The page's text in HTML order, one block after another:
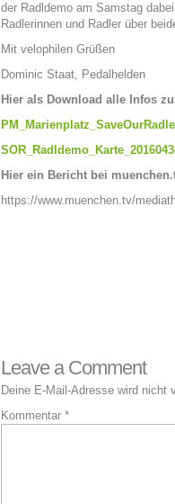
der Radldemo am Samstag
Radlerinnen und Radler über
Mit velophilen Grüßen
Dominic Staat, Pedalhelden
Hier als Download alle Infos
Hier ein Bericht bei
https://www.muenchen.tv/
Leave a Comment
Deine E-Mail-Adresse wird nicht
Kommentar *